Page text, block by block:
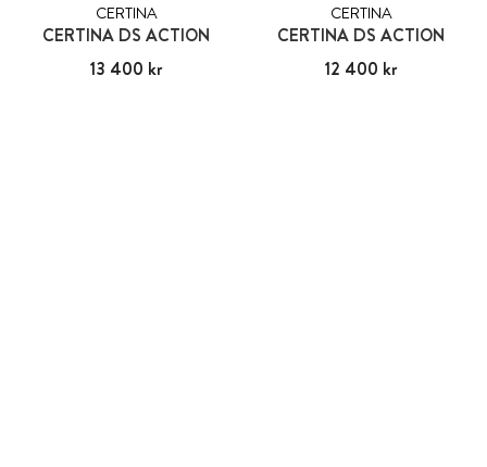
CERTINA
CERTINA DS ACTION
Pris: 13 400 kr
13 400 kr
CERTINA
CERTINA DS ACTION
Pris: 12 400 kr
12 400 kr